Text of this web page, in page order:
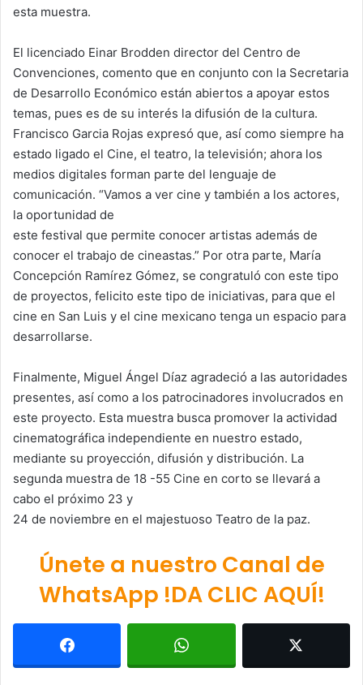
esta muestra.
El licenciado Einar Brodden director del Centro de
Convenciones, comento que en conjunto con la Secretaria
de Desarrollo Económico están abiertos a apoyar estos
temas, pues es de su interés la difusión de la cultura.
Francisco Garcia Rojas expresó que, así como siempre ha
estado ligado el Cine, el teatro, la televisión; ahora los
medios digitales forman parte del lenguaje de
comunicación. “Vamos a ver cine y también a los actores,
la oportunidad de
este festival que permite conocer artistas además de
conocer el trabajo de cineastas.” Por otra parte, María
Concepción Ramírez Gómez, se congratuló con este tipo
de proyectos, felicito este tipo de iniciativas, para que el
cine en San Luis y el cine mexicano tenga un espacio para
desarrollarse.
Finalmente, Miguel Ángel Díaz agradeció a las autoridades
presentes, así como a los patrocinadores involucrados en
este proyecto. Esta muestra busca promover la actividad
cinematográfica independiente en nuestro estado,
mediante su proyección, difusión y distribución. La
segunda muestra de 18 -55 Cine en corto se llevará a
cabo el próximo 23 y
24 de noviembre en el majestuoso Teatro de la paz.
Únete a nuestro Canal de
WhatsApp !DA CLIC AQUÍ!